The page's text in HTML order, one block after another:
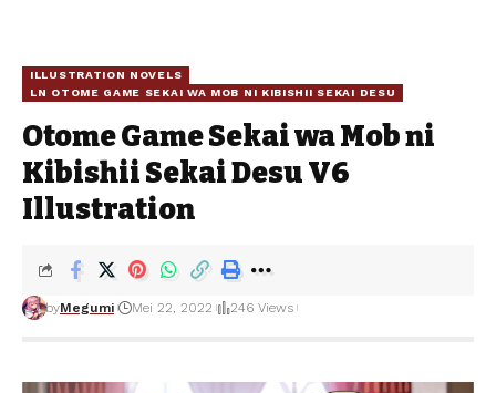
ILLUSTRATION NOVELS
LN OTOME GAME SEKAI WA MOB NI KIBISHII SEKAI DESU
Otome Game Sekai wa Mob ni
Kibishii Sekai Desu V6
Illustration
byMegumi Mei 22, 2022 246 Views